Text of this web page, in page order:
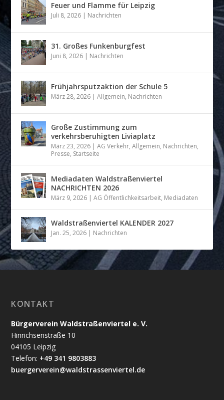
Feuer und Flamme für Leipzig
Juli 8, 2026 | Nachrichten
31. Großes Funkenburgfest
Juni 8, 2026 | Nachrichten
Frühjahrsputzaktion der Schule 5
März 28, 2026 |Allgemein, Nachrichten
Große Zustimmung zum
verkehrsberuhigten Liviaplatz
März 23, 2026 |AG Verkehr,Allgemein, Nachrichten,
Presse, Startseite
Mediadaten Waldstraßenviertel
NACHRICHTEN 2026
März 9, 2026 |AG Öffentlichkeitsarbeit, Mediadaten
Waldstraßenviertel KALENDER 2027
Jan. 25, 2026 | Nachrichten
KONTAKT
Bürgerverein Waldstraßenviertel e. V.
Hinrichsenstraße 10
04105 Leipzig
Telefon: +49 341 9803883
buergerverein@waldstrassenviertel.de